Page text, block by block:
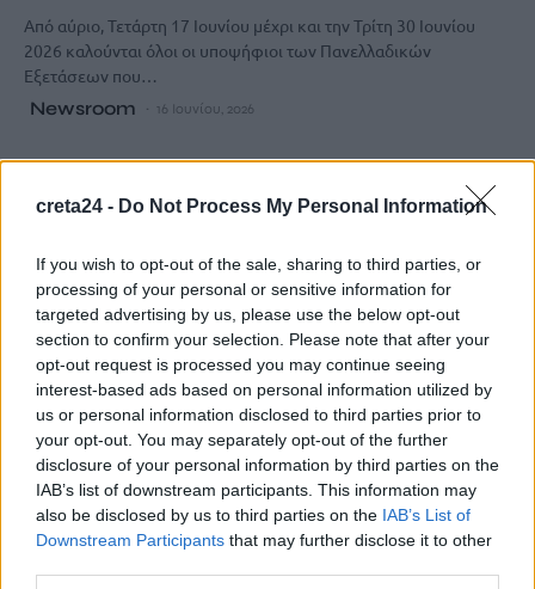
creta24 - Do Not Process My Personal Information
If you wish to opt-out of the sale, sharing to third parties, or
processing of your personal or sensitive information for
targeted advertising by us, please use the below opt-out
section to confirm your selection. Please note that after your
opt-out request is processed you may continue seeing
interest-based ads based on personal information utilized by
us or personal information disclosed to third parties prior to
your opt-out. You may separately opt-out of the further
disclosure of your personal information by third parties on the
IAB’s list of downstream participants. This information may
also be disclosed by us to third parties on the IAB’s List of
Downstream Participants that may further disclose it to other
Από αύριο, Τετάρτη 17 Ιουνίου μέχρι και την Τρίτη 30 Ιουνίου
2026 καλούνται όλοι οι υποψήφιοι των Πανελλαδικών
Εξετάσεων που…
Newsroom 16 Ιουνίου, 2026
ΚΟΙΝΩΝΙΑ